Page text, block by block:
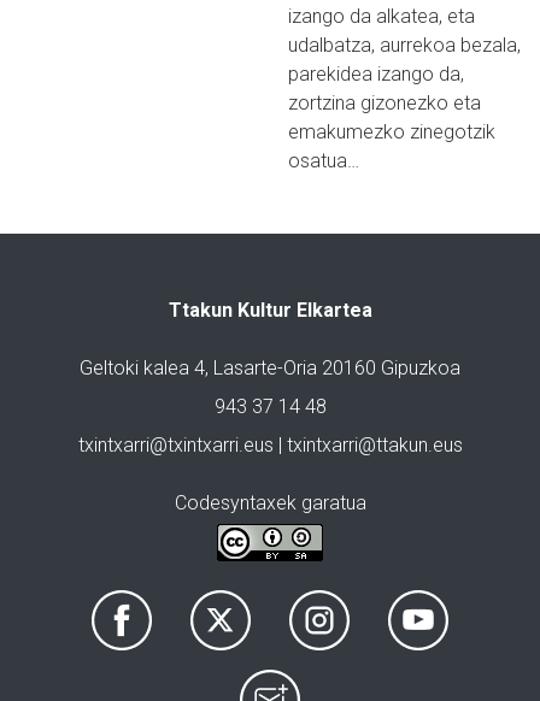
izango da alkatea, eta
udalbatza, aurrekoa bezala,
parekidea izango da,
zortzina gizonezko eta
emakumezko zinegotzik
osatua…
Ttakun Kultur Elkartea
Geltoki kalea 4, Lasarte-Oria 20160 Gipuzkoa
943 37 14 48
txintxarri@txintxarri.eus | txintxarri@ttakun.eus
Codesyntaxek garatua